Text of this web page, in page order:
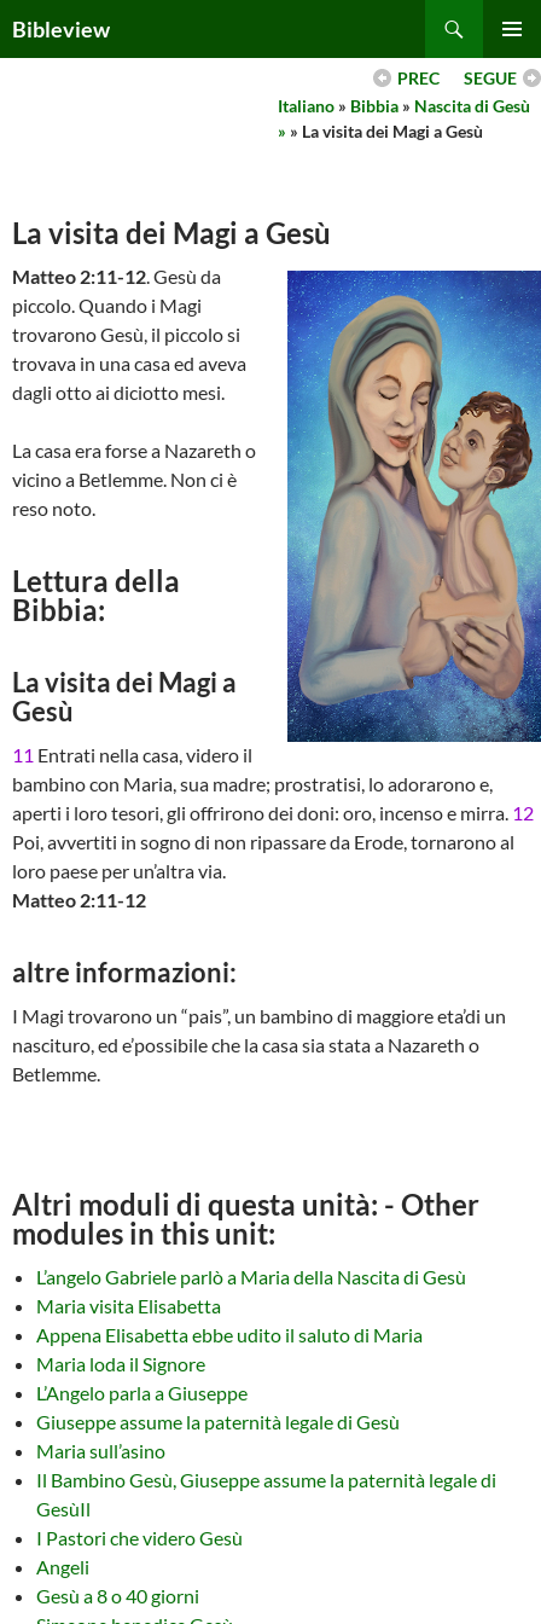
toBibleview
MENU
SEGUE
PREC
Italiano » Bibbia » Nascita di Gesù
» » La visita dei Magi a Gesù
La visita dei Magi a Gesù
Matteo 2:11-12. Gesù da
piccolo. Quando i Magi
trovarono Gesù, il piccolo si
trovava in una casa ed aveva
dagli otto ai diciotto mesi.
La casa era forse a Nazareth o
vicino a Betlemme. Non ci è
reso noto.
Lettura della
Bibbia:
La visita dei Magi a
Gesù
11 Entrati nella casa, videro il
bambino con Maria, sua madre; prostratisi, lo adorarono e,
aperti i loro tesori, gli offrirono dei doni: oro, incenso e mirra. 12
Poi, avvertiti in sogno di non ripassare da Erode, tornarono al
loro paese per un’altra via.
Matteo 2:11-12
altre informazioni:
I Magi trovarono un “pais”, un bambino di maggiore eta’di un
nascituro, ed e’possibile che la casa sia stata a Nazareth o
Betlemme.
Altri moduli di questa unità: - Other
modules in this unit:
L’angelo Gabriele parlò a Maria della Nascita di Gesù
Maria visita Elisabetta
Appena Elisabetta ebbe udito il saluto di Maria
Maria loda il Signore
L’Angelo parla a Giuseppe
Giuseppe assume la paternità legale di Gesù
Maria sull’asino
Il Bambino Gesù, Giuseppe assume la paternità legale di
GesùIl
I Pastori che videro Gesù
Angeli
Gesù a 8 o 40 giorni